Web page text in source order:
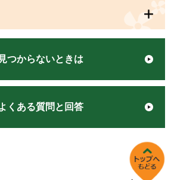
見つからないときは
くある質問と回答